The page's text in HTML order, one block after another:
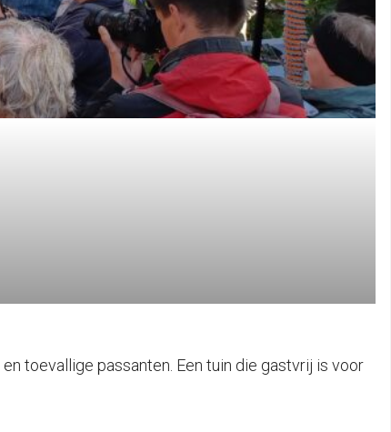
toevallige passanten. Een tuin die gastvrij is voor